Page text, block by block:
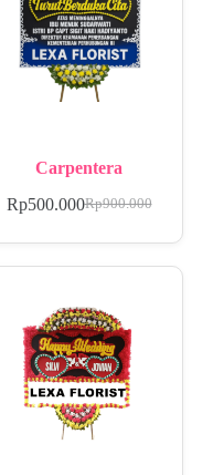
Carpentera
Rp900.000
Rp500.000